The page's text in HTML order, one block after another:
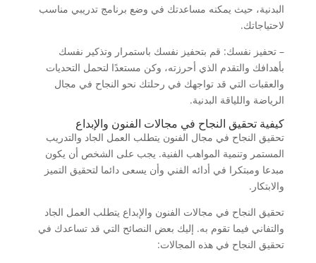
البدنية، حيث يمكنه مساعدتك في وضع برنامج تدريبي مناسب
لاحتياجاتك.
– تحفيز نفسك: قم بتحفيز نفسك باستمرار وتذكير نفسك
بأهدافك والتقدم الذي أحرزته، وكن مستعدًا لتحمل التحديات
والعقبات التي قد تواجهك في رحلتك نحو النجاح في مجال
الرياضة واللياقة البدنية.
كيفية تحقيق النجاح في مجالات الفنون والإبداع
تحقيق النجاح في مجال الفنون يتطلب العمل الجاد والتدريب
المستمر وتنمية المواهب الفنية. يجب على الشخص أن يكون
مبدعا ومبتكرا في أدائه الفني وأن يسعى دائما لتحقيق التميز
والابتكار.
تحقيق النجاح في مجالات الفنون والإبداع يتطلب العمل الجاد
والتفاني فيما تقوم به. إليك بعض النصائح التي قد تساعدك في
تحقيق النجاح في هذه المجالات: